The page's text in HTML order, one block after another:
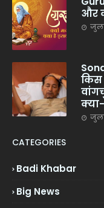
और
CATEGORIES
Badi Khabar
Big News